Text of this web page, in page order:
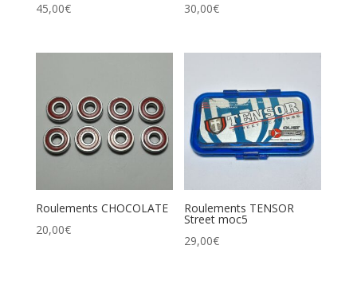
45,00€
30,00€
Roulements CHOCOLATE
20,00€
Roulements TENSOR
Street moc5
29,00€